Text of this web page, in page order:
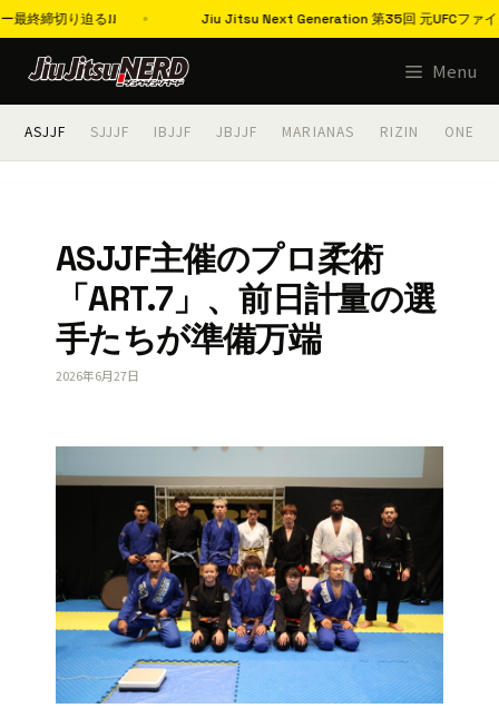
る!! Jiu Jitsu Next Generation 第35回 元UFCファイター・弘中
テ
Menu
ASJJF SJJJF IBJJF JBJJF MARIANAS RIZIN ONE
ASJJF主催のプロ柔術
「ART.7」、前日計量の選
手たちが準備万端
2026年6月27日